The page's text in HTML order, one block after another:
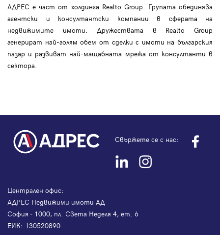
АДРЕС е част от холдинга Realto Group. Групата обединява
агентски и консултантски компании в сферата на
недвижимите имоти. Дружествата в Realto Group
генерират най-голям обем от сделки с имоти на българския
пазар и развиват най-мащабната мрежа от консултанти в
сектора.
Свържете се с нас:
Централен офис:
АДРЕС Недвижими имоти АД
София - 1000, пл. Света Неделя 4, ет. 6
ЕИК: 130520890